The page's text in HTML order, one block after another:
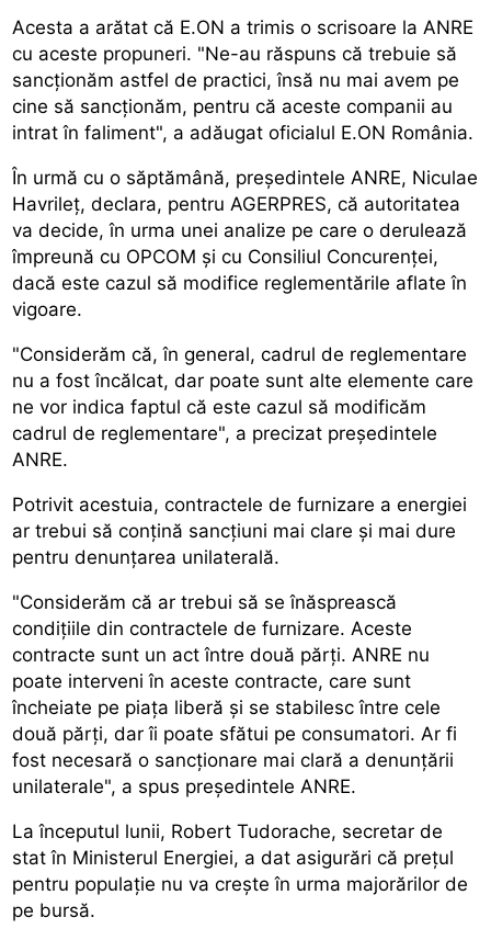
Acesta a arătat că E.ON a trimis o scrisoare la ANRE
cu aceste propuneri. "Ne-au răspuns că trebuie să
sancționăm astfel de practici, însă nu mai avem pe
cine să sancționăm, pentru că aceste companii au
intrat în faliment", a adăugat oficialul E.ON România.
În urmă cu o săptămână, președintele ANRE, Niculae
Havrileț, declara, pentru AGERPRES, că autoritatea
va decide, în urma unei analize pe care o derulează
împreună cu OPCOM și cu Consiliul Concurenței,
dacă este cazul să modifice reglementările aflate în
vigoare.
"Considerăm că, în general, cadrul de reglementare
nu a fost încălcat, dar poate sunt alte elemente care
ne vor indica faptul că este cazul să modificăm
cadrul de reglementare", a precizat președintele
ANRE.
Potrivit acestuia, contractele de furnizare a energiei
ar trebui să conțină sancțiuni mai clare și mai dure
pentru denunțarea unilaterală.
"Considerăm că ar trebui să se înăsprească
condițiile din contractele de furnizare. Aceste
contracte sunt un act între două părți. ANRE nu
poate interveni în aceste contracte, care sunt
încheiate pe piața liberă și se stabilesc între cele
două părți, dar îi poate sfătui pe consumatori. Ar fi
fost necesară o sancționare mai clară a denunțării
unilaterale", a spus președintele ANRE.
La începutul lunii, Robert Tudorache, secretar de
stat în Ministerul Energiei, a dat asigurări că prețul
pentru populație nu va crește în urma majorărilor de
pe bursă.